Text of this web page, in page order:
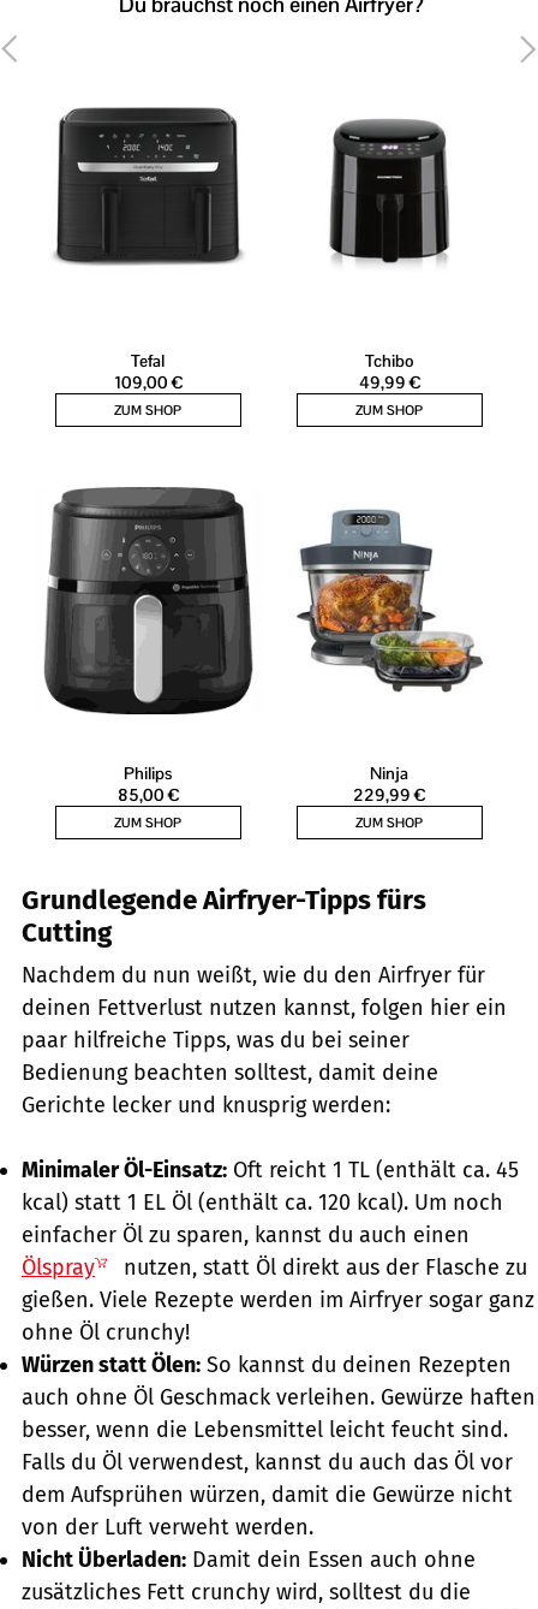
Grundlegende Airfryer-Tipps fürs
Cutting
Nachdem du nun weißt, wie du den Airfryer für
deinen Fettverlust nutzen kannst, folgen hier ein
paar hilfreiche Tipps, was du bei seiner
Bedienung beachten solltest, damit deine
Gerichte lecker und knusprig werden:
Minimaler Öl-Einsatz: Oft reicht 1 TL (enthält ca. 45
kcal) statt 1 EL Öl (enthält ca. 120 kcal). Um noch
einfacher Öl zu sparen, kannst du auch einen
Ölspray
nutzen, statt Öl direkt aus der Flasche zu
gießen. Viele Rezepte werden im Airfryer sogar ganz
ohne Öl crunchy!
Würzen statt Ölen: So kannst du deinen Rezepten
auch ohne Öl Geschmack verleihen. Gewürze haften
besser, wenn die Lebensmittel leicht feucht sind.
Falls du Öl verwendest, kannst du auch das Öl vor
dem Aufsprühen würzen, damit die Gewürze nicht
von der Luft verweht werden.
Nicht Überladen: Damit dein Essen auch ohne
zusätzliches Fett crunchy wird, solltest du die